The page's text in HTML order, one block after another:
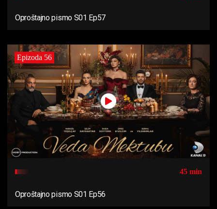
Oproštajno pismo S01 Ep57
Epizoda 56
45 min
Oproštajno pismo S01 Ep56